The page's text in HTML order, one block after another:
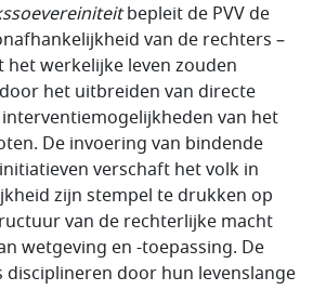
bepleit de PVV de
van de rechters –
werkelijke leven zouden
het uitbreiden van directe
van het
De invoering van bindende
verschaft het volk in
zijn stempel te drukken op
van de rechterlijke macht
wetgeving en -toepassing. De
disciplineren door hun levenslange